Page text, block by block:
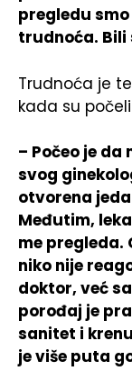
pregledu
trudnoća. Bili
Trudnoća je
kada su
– Počeo je
svog
otvorena
Međutim,
me pregleda.
niko nije
doktor, već
porođaj je
sanitet i
je više puta